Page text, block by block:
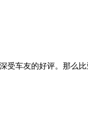
受车友的好评。那么